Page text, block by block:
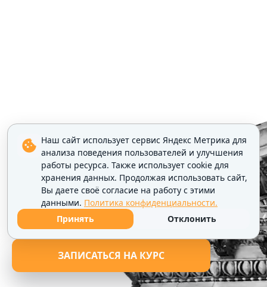
ЗАПИСАТЬСЯ НА КУРС
Наш сайт использует сервис Яндекс Метрика для
анализа поведения пользователей и улучшения
работы ресурса. Также использует cookie для
хранения данных. Продолжая использовать сайт,
Вы даете своё согласие на работу с этими
данными. Политика конфиденциальности.
Принять
Отклонить